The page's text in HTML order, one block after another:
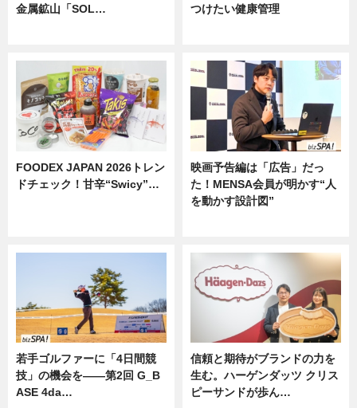
金属鉱山「SOL…
つけたい健康管理
FOODEX JAPAN 2026トレン
ドチェック！甘辛“Swicy”…
映画予告編は「広告」だっ
た！MENSA会員が明かす“人
を動かす設計図”
若手ゴルファーに「4日間競
技」の機会を——第2回 G_B
ASE 4da…
信頼と期待がブランドの力を
生む。ハーゲンダッツ クリス
ピーサンドが歩ん…